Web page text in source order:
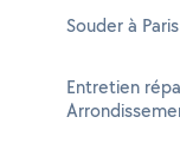
Souder à
Entretien